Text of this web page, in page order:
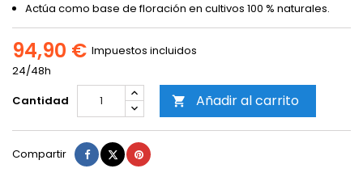
Actúa como base de floración en cultivos 100 % naturales.
94,90 € Impuestos incluidos
24/48h
Cantidad
 Añadir al carrito
Compartir Compartir
TuitearPinterest